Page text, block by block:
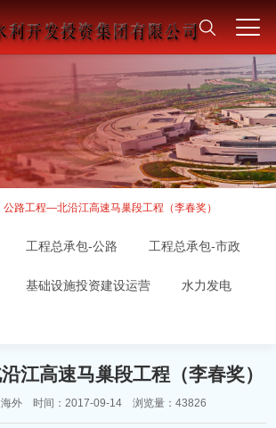
公路工程—北沿江高速马巢段工程（李春奖）
工程总承包-公路 工程总承包-市政
基础设施投资建设运营 水力发电
江高速马巢段工程（李春奖）
海外 时间：2017-09-14 浏览量：43826